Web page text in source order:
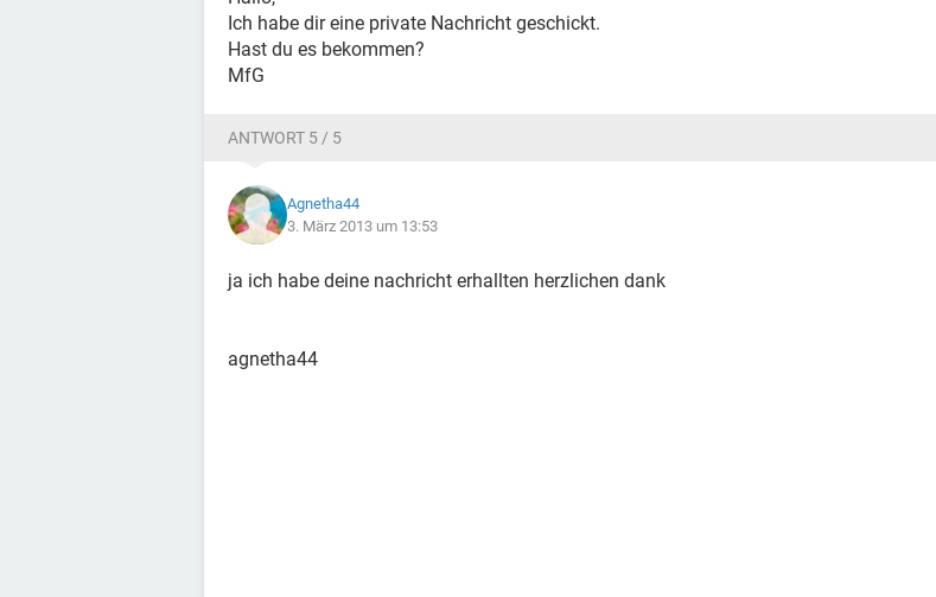
Ich habe dir eine private Nachricht geschickt.
Hast du es bekommen?
MfG
ANTWORT 5 / 5
Agnetha44
3. März 2013 um 13:53
ja ich habe deine nachricht erhallten herzlichen dank
agnetha44